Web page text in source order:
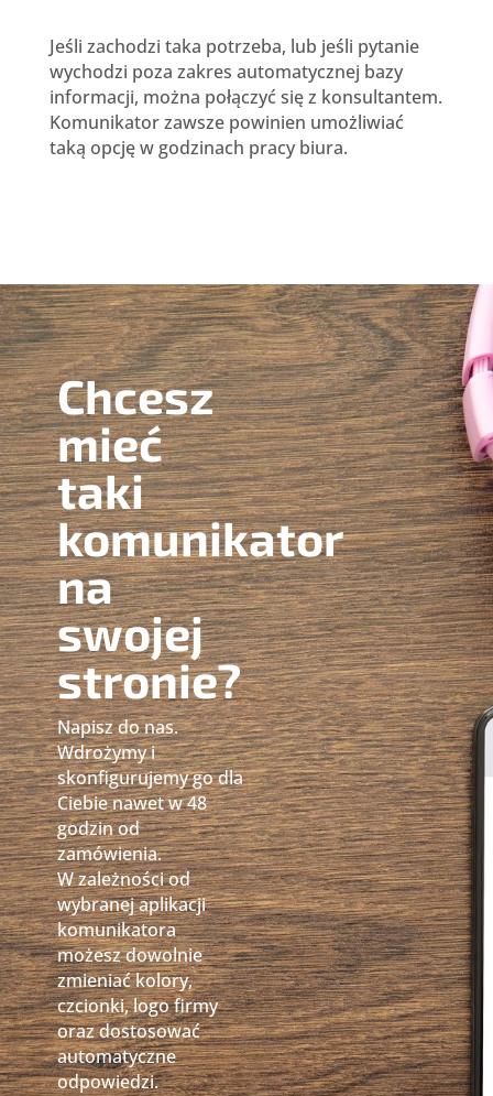
Jeśli zachodzi taka potrzeba, lub jeśli pytanie
wychodzi poza zakres automatycznej bazy
informacji, można połączyć się z konsultantem.
Komunikator zawsze powinien umożliwiać
taką opcję w godzinach pracy biura.
Chcesz
mieć
taki
komunikator
na
swojej
stronie?
Napisz do nas.
Wdrożymy i
skonfigurujemy go dla
Ciebie nawet w 48
godzin od
zamówienia.
W zależności od
wybranej aplikacji
komunikatora
możesz dowolnie
zmieniać kolory,
czcionki, logo firmy
oraz dostosować
automatyczne
odpowiedzi.